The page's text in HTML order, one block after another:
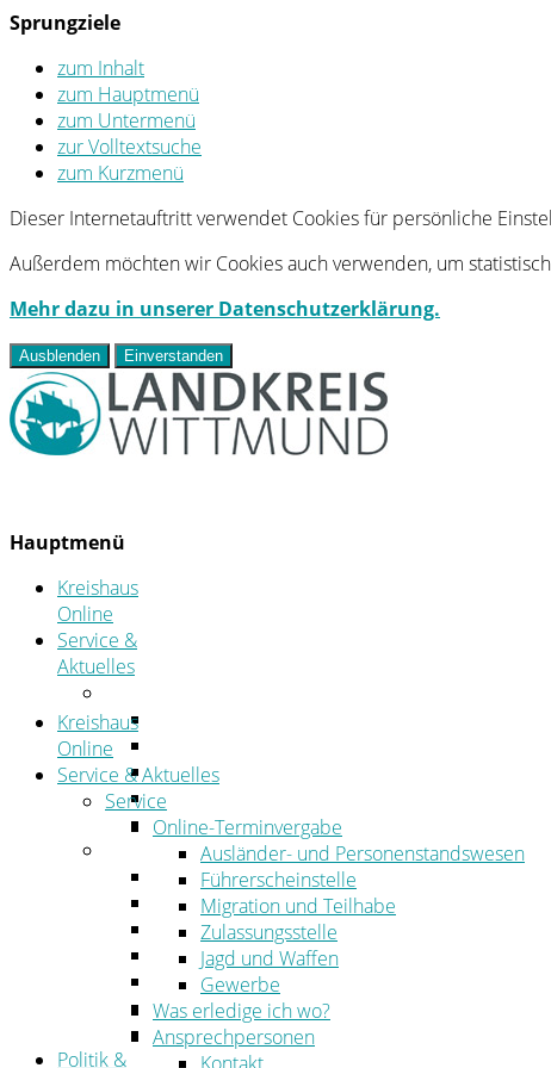
Sprungziele
zum Inhalt
zum Hauptmenü
zum Untermenü
zur Volltextsuche
zum Kurzmenü
Dieser Internetauftritt verwendet Cookies für persönliche
Außerdem möchten wir Cookies auch verwenden, um
Mehr dazu in unserer Datenschutzerklärung.
Ausblenden Einverstanden
Hauptmenü
Kreishaus
Online
Service &
Aktuelles
Ansprechpersonen
Formulare
Öffnungszeiten
Aktuelles
Stellenangebote
Azubiportal
Pressemitteilungen
Bekanntmachungen & öffentliche Zustellungen
Kehrbezirksausschreibungen
Amtsblatt
Öffentliche Ausschreibungen
Politik &
Kreishaus
Online
Service & Aktuelles
Service
Online-Terminvergabe
Ausländer- und Personenstandswesen
Führerscheinstelle
Migration und Teilhabe
Zulassungsstelle
Jagd und Waffen
Gewerbe
Was erledige ich wo?
Ansprechpersonen